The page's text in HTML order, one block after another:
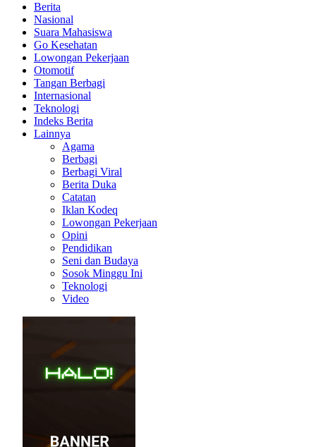
Berita
Nasional
Suara Mahasiswa
Go Kesehatan
Lowongan Pekerjaan
Otomotif
Tangan Berbagi
Internasional
Teknologi
Indeks Berita
Lainnya
Agama
Berbagi
Berbagi Viral
Berita Duka
Catatan
Iklan Kodeq
Lowongan Pekerjaan
Opini
Pendidikan
Seni dan Budaya
Sosok Minggu Ini
Teknologi
Video